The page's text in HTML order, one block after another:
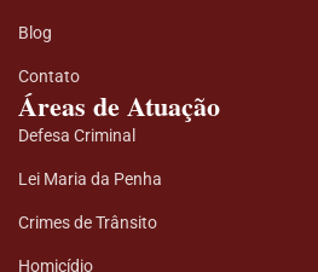
Blog
Contato
Áreas de Atuação
Defesa Criminal
Lei Maria da Penha
Crimes de Trânsito
Homicídio